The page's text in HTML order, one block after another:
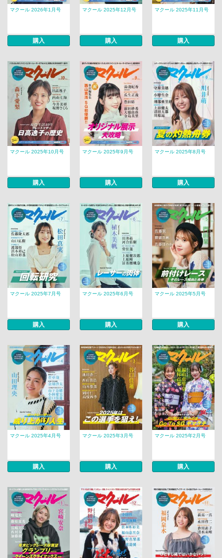
マクール 2026年1月号
購入
マクール 2025年12月号
購入
マクール 2025年11月号
購入
マクール 2025年10月号
購入
マクール 2025年9月号
購入
マクール 2025年8月号
購入
マクール 2025年7月号
購入
マクール 2025年6月号
購入
マクール 2025年5月号
購入
マクール 2025年4月号
購入
マクール 2025年3月号
購入
マクール 2025年2月号
購入